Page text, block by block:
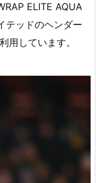
ELITE AQUA
テッドのヘンダー
用しています。